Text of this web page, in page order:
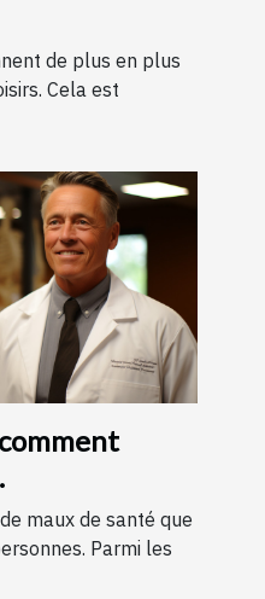
de plus en plus
Cela est
maux de santé que
Parmi les